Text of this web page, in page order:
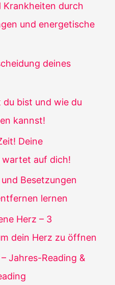
Krankheiten durch
und energetische
deines
du bist und wie du
kannst!
Deine
wartet auf dich!
Besetzungen
lernen
Herz – 3
dein Herz zu öffnen
– Jahres-Reading &